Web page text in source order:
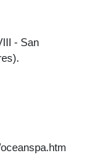
- San